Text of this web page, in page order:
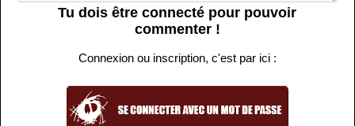
Tu dois être connecté pour pouvoir
commenter !
Connexion ou inscription, c'est par ici :